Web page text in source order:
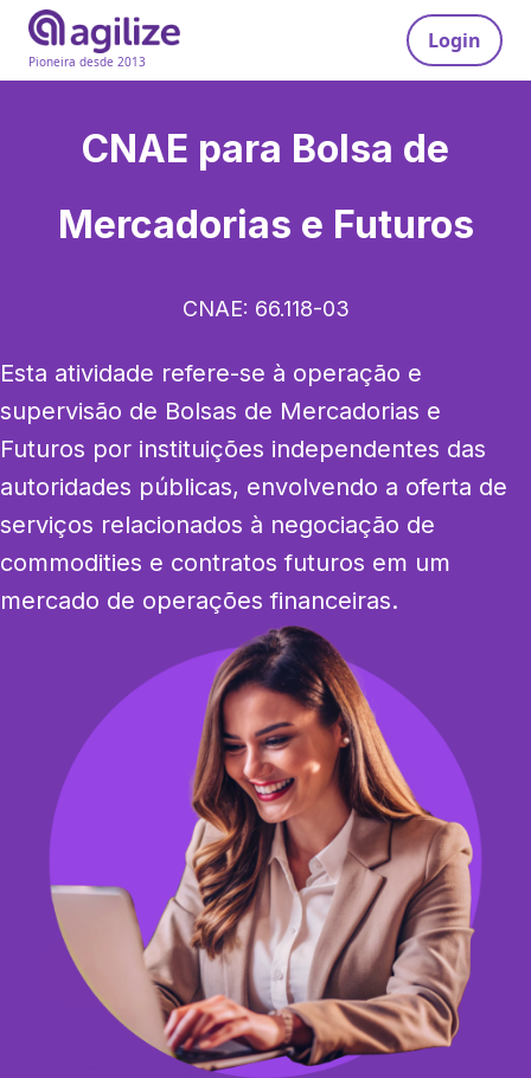
Pioneira desde 2013
Login
CNAE para Bolsa de
Mercadorias e Futuros
CNAE: 66.118-03
Esta atividade refere-se à operação e
supervisão de Bolsas de Mercadorias e
Futuros por instituições independentes das
autoridades públicas, envolvendo a oferta de
serviços relacionados à negociação de
commodities e contratos futuros em um
mercado de operações financeiras.